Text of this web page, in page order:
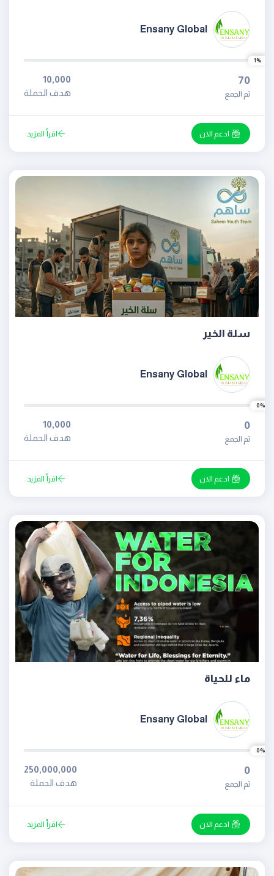
Ensany Global
1%
70
تم الجمع
10,000
هدف الحملة
ادعم الان اقرأ المزيد
سلة الخير
Ensany Global
0%
0
تم الجمع
10,000
هدف الحملة
ادعم الان اقرأ المزيد
ماء للحياة
Ensany Global
0%
0
تم الجمع
250,000,000
هدف الحملة
ادعم الان اقرأ المزيد